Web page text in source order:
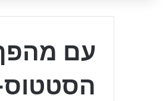
עם